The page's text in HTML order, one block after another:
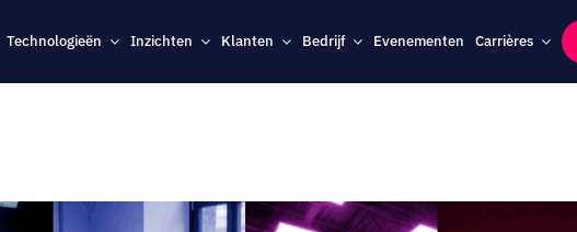
Technologieën Inzichten Klanten Bedrijf Evenementen Carrières